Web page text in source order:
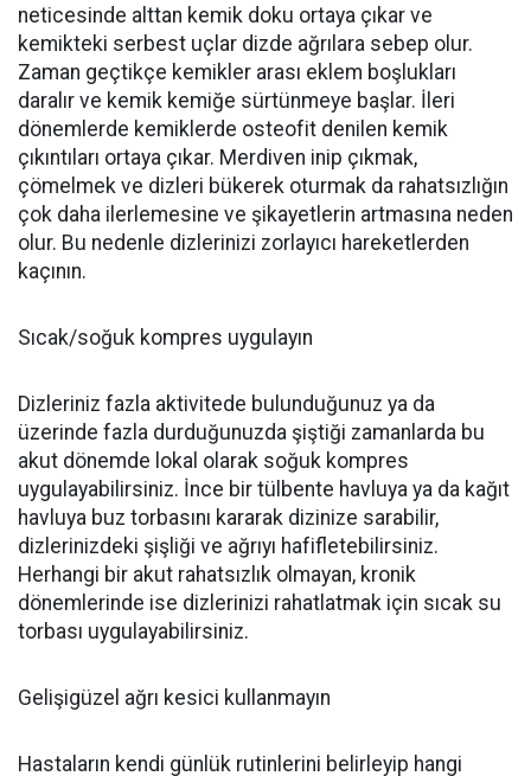
neticesinde alttan kemik doku ortaya çıkar ve
kemikteki serbest uçlar dizde ağrılara sebep olur.
Zaman geçtikçe kemikler arası eklem boşlukları
daralır ve kemik kemiğe sürtünmeye başlar. İleri
dönemlerde kemiklerde osteofit denilen kemik
çıkıntıları ortaya çıkar. Merdiven inip çıkmak,
çömelmek ve dizleri bükerek oturmak da rahatsızlığın
çok daha ilerlemesine ve şikayetlerin artmasına neden
olur. Bu nedenle dizlerinizi zorlayıcı hareketlerden
kaçının.
Sıcak/soğuk kompres uygulayın
Dizleriniz fazla aktivitede bulunduğunuz ya da
üzerinde fazla durduğunuzda şiştiği zamanlarda bu
akut dönemde lokal olarak soğuk kompres
uygulayabilirsiniz. İnce bir tülbente havluya ya da kağıt
havluya buz torbasını kararak dizinize sarabilir,
dizlerinizdeki şişliği ve ağrıyı hafifletebilirsiniz.
Herhangi bir akut rahatsızlık olmayan, kronik
dönemlerinde ise dizlerinizi rahatlatmak için sıcak su
torbası uygulayabilirsiniz.
Gelişigüzel ağrı kesici kullanmayın
Hastaların kendi günlük rutinlerini belirleyip hangi